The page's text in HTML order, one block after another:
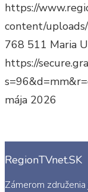
https://
content/
768 511 Maria
https://
mája 2026
RegionTVnet.SK
Zámerom